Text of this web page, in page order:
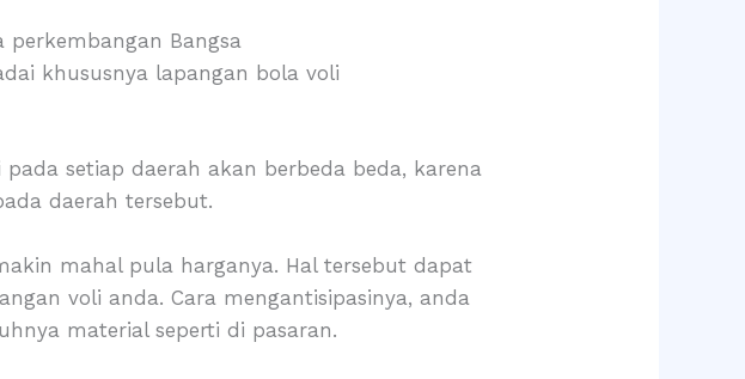
perkembangan Bangsa
khususnya lapangan bola voli
setiap daerah akan berbeda beda, karena
daerah tersebut.
mahal pula harganya. Hal tersebut dapat
voli anda. Cara mengantisipasinya, anda
material seperti di pasaran.